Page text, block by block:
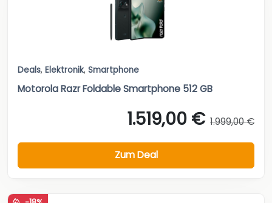
Deals, Elektronik, Smartphone
Motorola Razr Foldable Smartphone 512 GB
1.519,00 € 1.999,00 €
Zum Deal